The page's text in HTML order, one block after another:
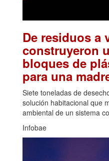
De residuos a
construyeron
bloques de
para una
Siete toneladas de
solución habitacional que
ambiental de un sistema
Infobae